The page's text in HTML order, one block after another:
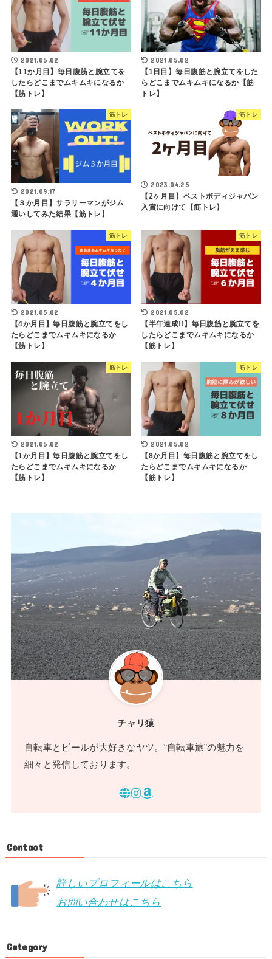
2021.05.02
【11か月目】毎日腹筋と腕立てを
したらどこまでムキムキになるか
【筋トレ】
2021.05.02
【1日目】毎日腹筋と腕立てをした
らどこまでムキムキになるか【筋
トレ】
筋トレ
2021.09.17
【３か月目】サラリーマンがジム
通いしてみた結果【筋トレ】
筋トレ
2023.04.25
【2ヶ月目】ベストボディジャパン
入賞に向けて【筋トレ】
筋トレ
2021.05.02
【4か月目】毎日腹筋と腕立てをし
たらどこまでムキムキになるか
【筋トレ】
筋トレ
2021.05.02
【半年達成!!】毎日腹筋と腕立てを
したらどこまでムキムキになるか
【筋トレ】
筋トレ
2021.05.02
【1か月目】毎日腹筋と腕立てをし
たらどこまでムキムキになるか
【筋トレ】
筋トレ
2021.05.02
【8か月目】毎日腹筋と腕立てをし
たらどこまでムキムキになるか
【筋トレ】
チャリ猿
自転車とビールが大好きなヤツ。“自転車旅”の魅力を
細々と発信しております。
Contact
詳しいプロフィールはこちら
お問い合わせはこちら
Category